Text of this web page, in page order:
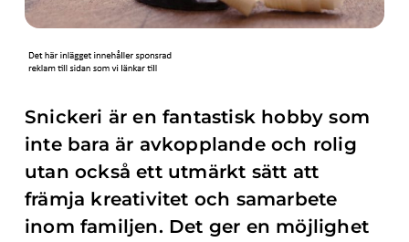
Snickeri är en fantastisk hobby som
inte bara är avkopplande och rolig
utan också ett utmärkt sätt att
främja kreativitet och samarbete
inom familjen. Det ger en möjlighet